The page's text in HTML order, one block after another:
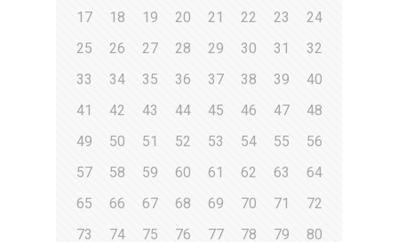
17
18 19 20 21 22 23
24
25
26 27 28 29 30 31
32
33
34 35 36 37 38 39
40
41
42 43 44 45 46 47
48
49
50 51 52 53 54 55
56
57
58 59 60 61 62 63
64
65
66 67 68 69 70 71
72
73
74 75 76 77 78 79
80